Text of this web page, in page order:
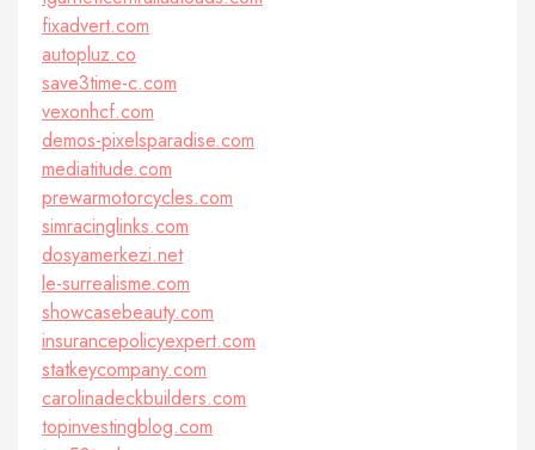
fixadvert.com
autopluz.co
save3time-c.com
vexonhcf.com
demos-pixelsparadise.com
mediatitude.com
prewarmotorcycles.com
simracinglinks.com
dosyamerkezi.net
le-surrealisme.com
showcasebeauty.com
insurancepolicyexpert.com
statkeycompany.com
carolinadeckbuilders.com
topinvestingblog.com